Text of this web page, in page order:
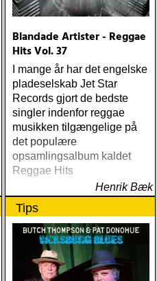
Blandade Artister - Reggae
Hits Vol. 37
I mange år har det engelske
pladeselskab Jet Star
Records gjort de bedste
singler indenfor reggae
musikken tilgængelige på
det populære
opsamlingsalbum kaldet
Reggae Hits
Henrik Bæk
Tips